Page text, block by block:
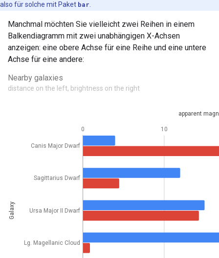
also für solche mit Paket bar
Manchmal möchten Sie vielleicht zwei Reihen in einem
Balkendiagramm mit zwei unabhängigen X-Achsen
anzeigen: eine obere Achse für eine Reihe und eine untere
Achse für eine andere: